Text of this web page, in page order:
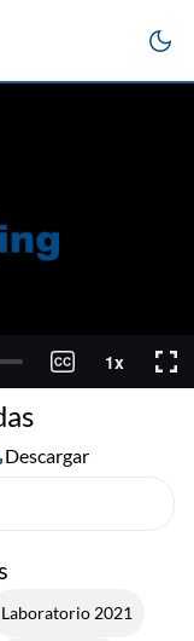
Laboratorio 2021
Descargar